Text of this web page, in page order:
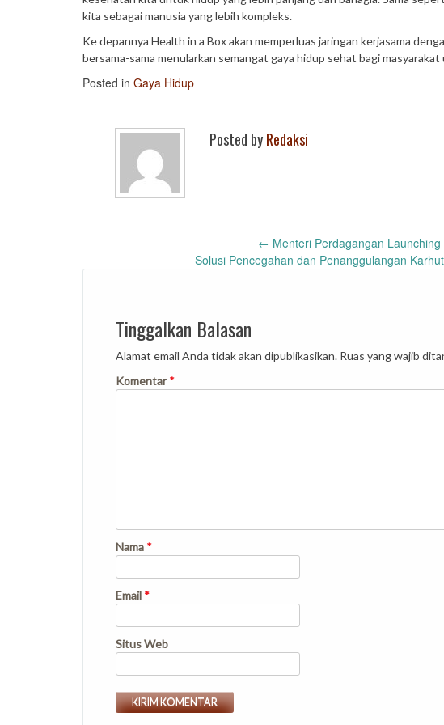
kita sebagai manusia yang lebih kompleks.
Ke depannya Health in a Box akan memperluas jaringan kerjasama
bersama-sama menularkan semangat gaya hidup sehat bagi masyarakat
Posted in Gaya Hidup
Posted byRedaksi
navigation
← Menteri Perdagangan
Solusi Pencegahan dan Penanggulangan
Tinggalkan Balasan
Alamat email Anda tidak akan dipublikasikan. Ruas yang wajib
Komentar*
Nama *
Email *
Situs Web